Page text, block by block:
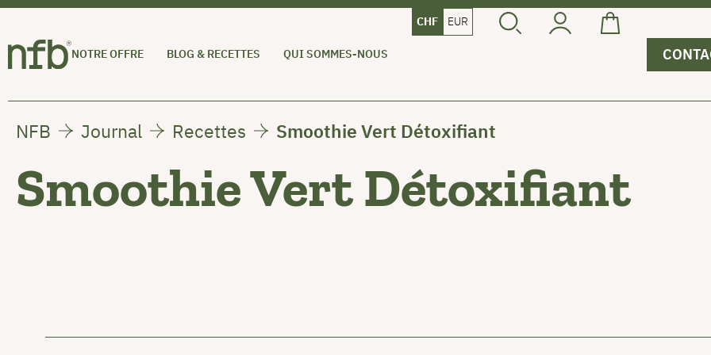
NOTRE OFFRE BLOG & RECETTES QUI SOMMES-NOUS
CHF EUR
NFB Journal Recettes Smoothie Vert Détoxifiant
Smoothie Vert Détoxifiant